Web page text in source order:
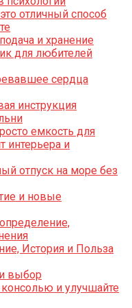
отличный способ
и хранение
для любителей
сердца
инструкция
емкость для
интерьера и
отпуск на море без
и новые
История и Польза
выбор
и улучшайте